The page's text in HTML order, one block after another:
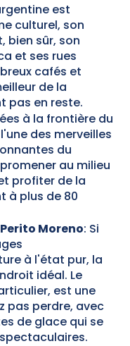
est
culturel, son
bien sûr, son
et ses rues
cafés et
de la
pas en reste.
à la frontière du
des merveilles
du
au milieu
profiter de la
à plus de 80
Moreno: Si
à l'état pur, la
idéal. Le
est une
pas perdre, avec
de glace qui se